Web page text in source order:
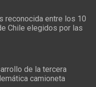
reconocida entre los 10
Chile elegidos por las
de la tercera
camioneta